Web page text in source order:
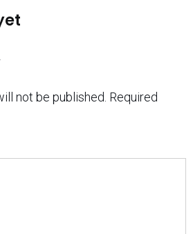
not be published. Required